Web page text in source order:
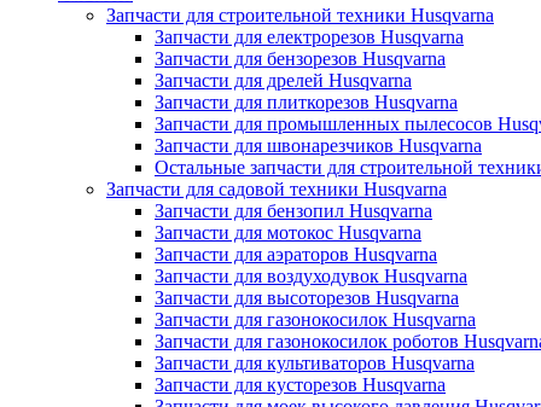
Запчасти для строительной техники Husqvarna
Запчасти для електрорезов Husqvarna
Запчасти для бензорезов Husqvarna
Запчасти для дрелей Husqvarna
Запчасти для плиткорезов Husqvarna
Запчасти для промышленных пылесосов
Запчасти для швонарезчиков Husqvarna
Остальные запчасти для строительной
Запчасти для садовой техники Husqvarna
Запчасти для бензопил Husqvarna
Запчасти для мотокос Husqvarna
Запчасти для аэраторов Husqvarna
Запчасти для воздуходувок Husqvarna
Запчасти для высоторезов Husqvarna
Запчасти для газонокосилок Husqvarna
Запчасти для газонокосилок роботов
Запчасти для культиваторов Husqvarna
Запчасти для кусторезов Husqvarna